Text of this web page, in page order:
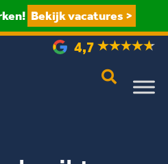
Bekijk vacatures >
4,7